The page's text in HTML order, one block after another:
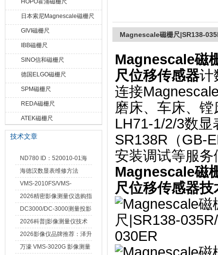
HOPO霍浦磁栅尺
日本索尼Magnescale磁栅尺
GIVI磁栅尺
IBB磁栅尺
SINO信和磁栅尺
德国ELGO磁栅尺
SPM磁栅尺
REDA磁栅尺
ATEK磁栅尺
技术文章
ND780 ID：520010-01海
德汉数显表故障维修内容
海德汉数显表维修方法
VMS-2010FS/VMS-
3020FS/VMS-4030FS手动
影像测量仪技术参数
2026精密影像测量仪选购指
南 靠谱品牌一站式选型推荐
DC3000/DC-3000测量投影
仪万濠数据处理器数显表故
障维修方法
2026科普|影像测量仪技术
原理、分类及选型应用
2026影像仪品牌推荐：泽升
影像测量仪选型指南
万濠 VMS-3020G 影像测量
Magnescale磁栅尺|SR138-
Magnescale磁
尺位移传感器计
连接
磨床、车床、
LH71-1/2/3数
SR138R（GB-
安装调试等服务
Magnescale磁
尺位移传感器